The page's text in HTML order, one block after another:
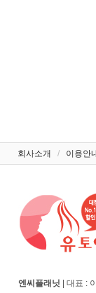
회사소개 / 이용안
엔씨플래닛 | 대표 :